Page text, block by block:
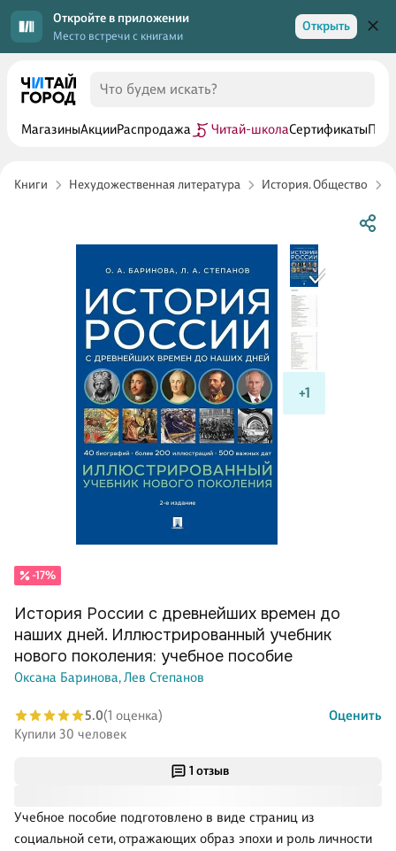
Откройте в приложении
Место встречи с книгами
Открыть
МагазиныАкцииРаспродажа Читай-школаСертификаты
Книги Нехудожественная литература История. Общество
+1
1 отзыв
Учебное пособие подготовлено в виде страниц из
социальной сети, отражающих образ эпохи и роль личности
-17%
История России с древнейших времен до
наших дней. Иллюстрированный учебник
нового поколения: учебное пособие
Оксана Баринова,Лев Степанов
5.0(1 оценка)
Оценить
Купили 30 человек